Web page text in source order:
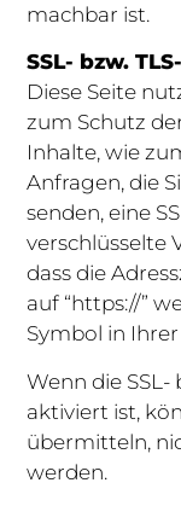
machbar ist.
SSL- bzw.
Diese Seite
zum Schutz
Inhalte, wie
Anfragen, die
senden, eine
verschlüsselte
dass die
auf “https://”
Symbol in
Wenn die SSL-
aktiviert ist,
übermitteln,
werden.